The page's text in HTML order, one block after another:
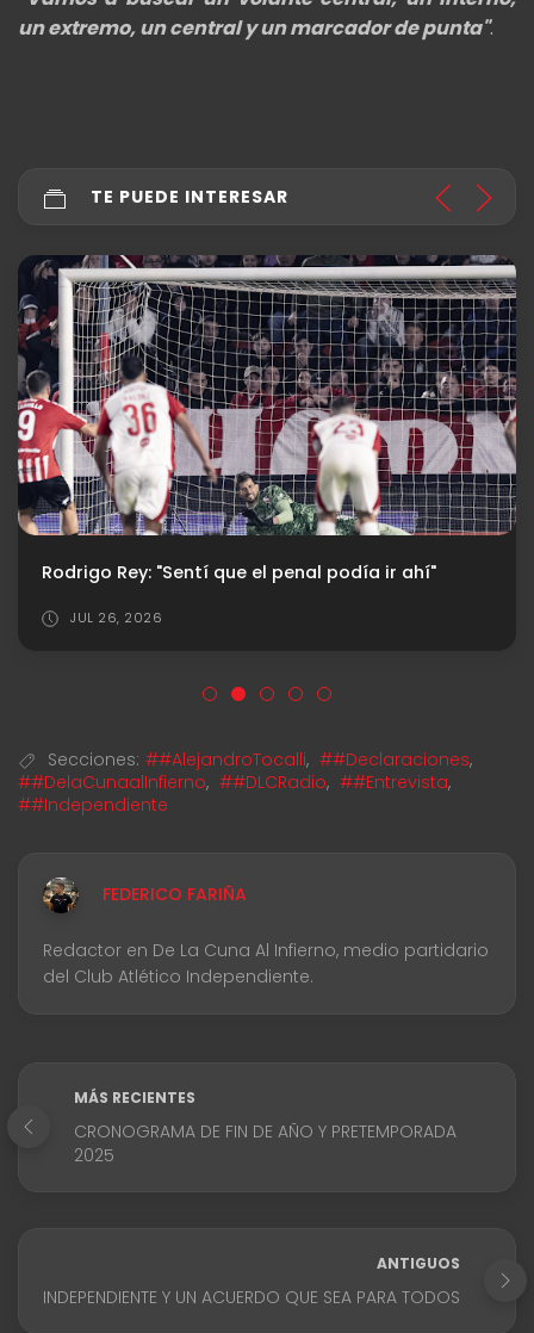
un extremo, un central y un marcador de punta".
TE PUEDE INTERESAR
Rodrigo Rey: "Sentí que el penal podía ir ahí"
JUL 26, 2026
Secciones: ##AlejandroTocalli, ##Declaraciones,
##DelaCunaalInfierno, ##DLCRadio, ##Entrevista,
##Independiente
FEDERICO FARIÑA
Redactor en De La Cuna Al Infierno, medio partidario
del Club Atlético Independiente.
MÁS RECIENTES
CRONOGRAMA DE FIN DE AÑO Y PRETEMPORADA
2025
ANTIGUOS
INDEPENDIENTE Y UN ACUERDO QUE SEA PARA TODOS